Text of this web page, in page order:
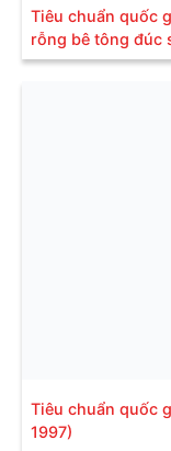
Tiêu chuẩn quốc
rỗng bê tông đúc
Tiêu chuẩn quốc
1997)